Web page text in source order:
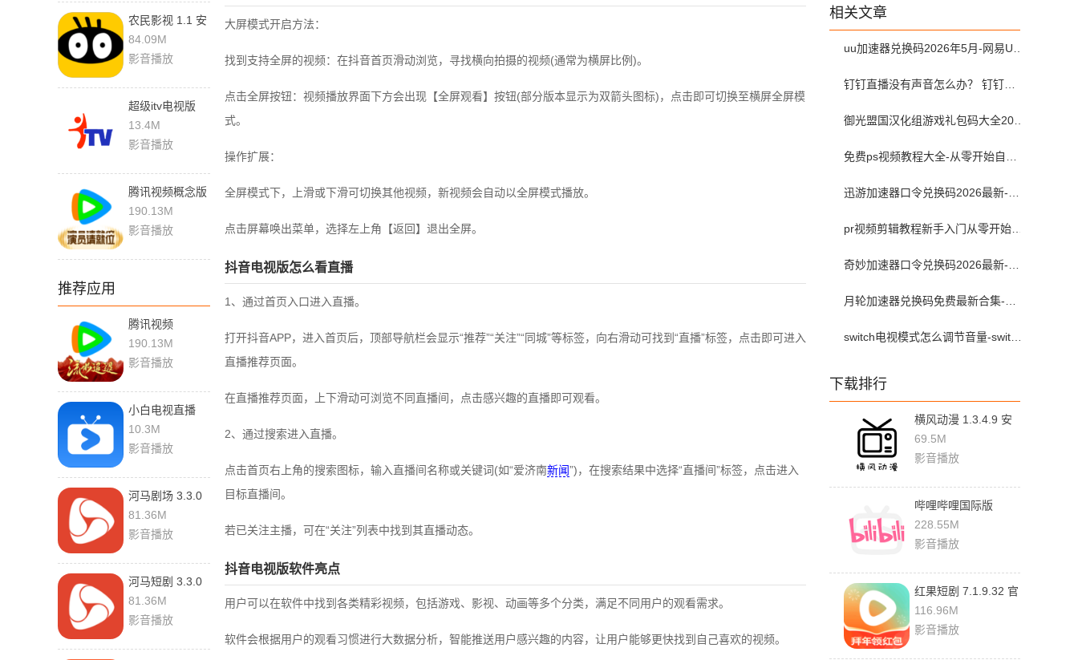
农民影视 1.1 安
卓版
84.09M
影音播放
超级itv电视版
6.0.4
13.4M
影音播放
腾讯视频概念版
9.03.65.31663
官方版
190.13M
影音播放
推荐应用
腾讯视频
9.03.65.31663
官方版
190.13M
影音播放
小白电视直播
2024 安卓版
10.3M
影音播放
河马剧场 3.3.0
最新版
81.36M
影音播放
河马短剧 3.3.0
安卓版
81.36M
影音播放
‌大屏模式开启方法‌：
‌找到支持全屏的视频‌：在抖音首页滑动浏览，寻找横向拍摄的视频(通常为横屏比例)。
‌点击全屏按钮‌：视频播放界面下方会出现【全屏观看】按钮(部分版本显示为双箭头图标)，点击即可切换至横屏全屏模
式。‌‌
操作扩展‌：
全屏模式下，上滑或下滑可切换其他视频，新视频会自动以全屏模式播放。‌‌
点击屏幕唤出菜单，选择左上角【返回】退出全屏。‌‌
抖音电视版怎么看直播
‌1、通过首页入口进入直播‌。
打开抖音APP，进入首页后，顶部导航栏会显示“推荐”“关注”“同城”等标签，向右滑动可找到“直播”标签，点击即可进入
直播推荐页面。‌‌
在直播推荐页面，上下滑动可浏览不同直播间，点击感兴趣的直播即可观看。‌‌
2、通过搜索进入直播‌。
点击首页右上角的搜索图标，输入直播间名称或关键词(如“爱济南新闻”)，在搜索结果中选择“直播间”标签，点击进入
目标直播间。‌‌
若已关注主播，可在“关注”列表中找到其直播动态。‌‌
抖音电视版软件亮点
用户可以在软件中找到各类精彩视频，包括游戏、影视、动画等多个分类，满足不同用户的观看需求。
软件会根据用户的观看习惯进行大数据分析，智能推送用户感兴趣的内容，让用户能够更快找到自己喜欢的视频。
相关文章
下载排行
横风动漫 1.3.4.9 安
卓版
69.5M
影音播放
哔哩哔哩国际版
3.20.4 安卓版
228.55M
影音播放
红果短剧 7.1.9.32 官
方版
116.96M
影音播放